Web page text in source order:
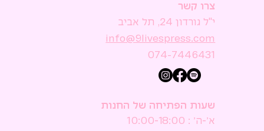
שעות הפתיחה של החנות
א׳-ה׳ : 10:00-18:00
צרו קשר
י"ל גורדון 24, תל אביב
074-7446431